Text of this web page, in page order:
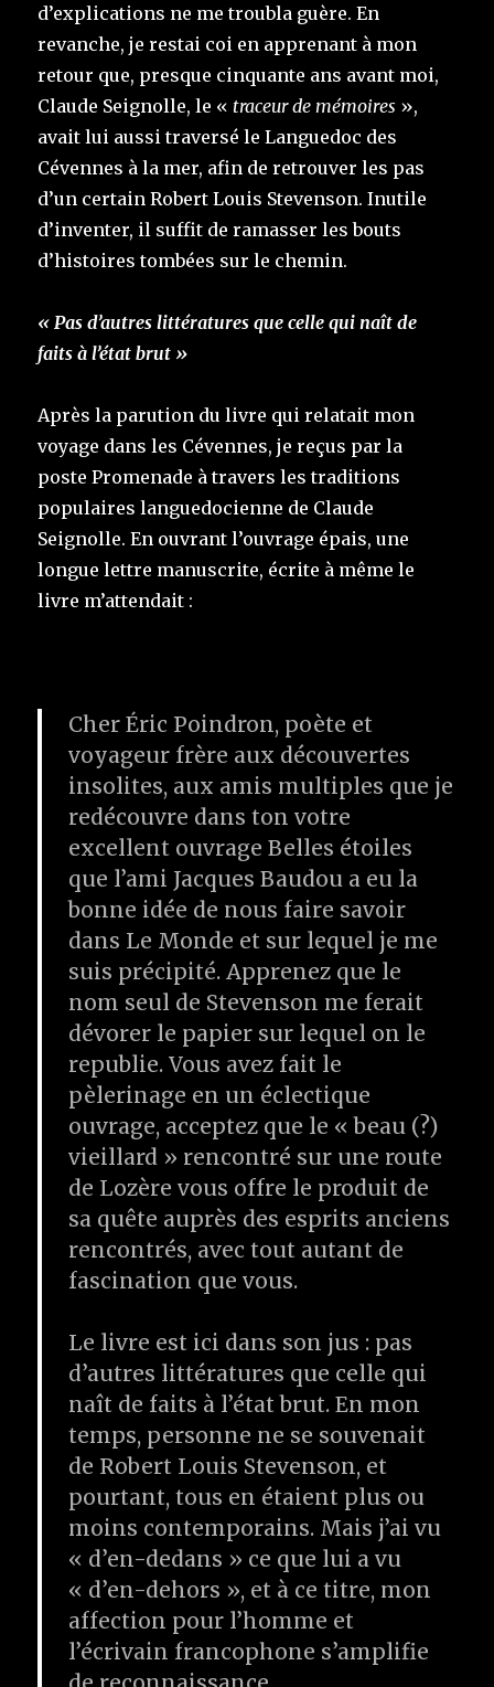
d’explications ne me troubla guère. En
revanche, je restai coi en apprenant à mon
retour que, presque cinquante ans avant moi,
Claude Seignolle, le « traceur de mémoires »,
avait lui aussi traversé le Languedoc des
Cévennes à la mer, afin de retrouver les pas
d’un certain Robert Louis Stevenson. Inutile
d’inventer, il suffit de ramasser les bouts
d’histoires tombées sur le chemin.
« Pas d’autres littératures que celle qui naît de
faits à l’état brut »
Après la parution du livre qui relatait mon
voyage dans les Cévennes, je reçus par la
poste Promenade à travers les traditions
populaires languedocienne de Claude
Seignolle. En ouvrant l’ouvrage épais, une
longue lettre manuscrite, écrite à même le
livre m’attendait :
Cher Éric Poindron, poète et
voyageur frère aux découvertes
insolites, aux amis multiples que je
redécouvre dans ton votre
excellent ouvrage Belles étoiles
que l’ami Jacques Baudou a eu la
bonne idée de nous faire savoir
dans Le Monde et sur lequel je me
suis précipité. Apprenez que le
nom seul de Stevenson me ferait
dévorer le papier sur lequel on le
republie. Vous avez fait le
pèlerinage en un éclectique
ouvrage, acceptez que le « beau (?)
vieillard » rencontré sur une route
de Lozère vous offre le produit de
sa quête auprès des esprits anciens
rencontrés, avec tout autant de
fascination que vous.
Le livre est ici dans son jus : pas
d’autres littératures que celle qui
naît de faits à l’état brut. En mon
temps, personne ne se souvenait
de Robert Louis Stevenson, et
pourtant, tous en étaient plus ou
moins contemporains. Mais j’ai vu
« d’en-dedans » ce que lui a vu
« d’en-dehors », et à ce titre, mon
affection pour l’homme et
l’écrivain francophone s’amplifie